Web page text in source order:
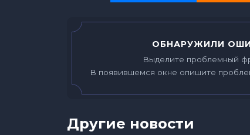
ОБНАРУЖИЛИ
Выделите проблемный
В появившемся окне опишите
Другие новости